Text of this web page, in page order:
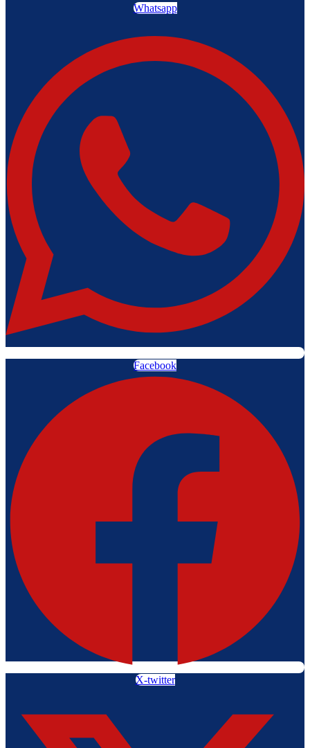
Whatsapp
Facebook
X-twitter